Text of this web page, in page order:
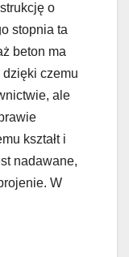
o
stopnia ta
beton ma
czemu
ale
kształt i
nadawane,
W